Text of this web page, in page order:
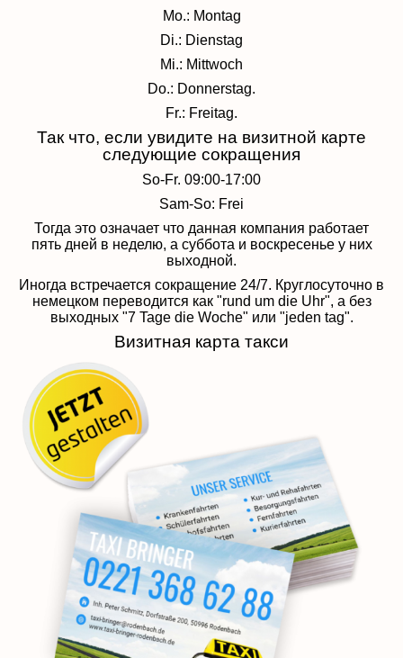
Mo.: Montag
Di.: Dienstag
Mi.: Mittwoch
Do.: Donnerstag.
Fr.: Freitag.
Так что, если увидите на визитной карте
следующие сокращения
So-Fr. 09:00-17:00
Sam-So: Frei
Тогда это означает что данная компания работает
пять дней в неделю, а суббота и воскресенье у них
выходной.
Иногда встречается сокращение 24/7. Круглосуточно в
немецком переводится как "rund um die Uhr", а без
выходных "7 Tage die Woche" или "jeden tag".
Визитная карта такси